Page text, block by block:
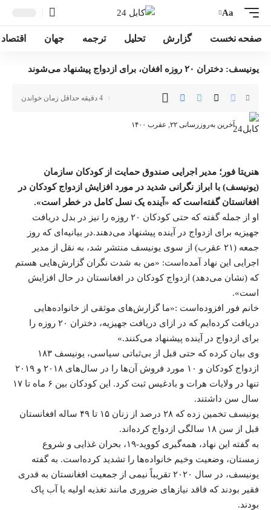
Aa
صفحه نخست گزارش تحلیل ترجمه جهان اقتصاد
یونیسف: دختران ۲۰ روزه افغان، برای ازدواج پیشنهاد می‌شوند
آخرین به‌روزرسانی ۲۲, عقرب ۱۴۰۰
4 دقیقه حداقل زمان خواندن
هنریتا فور؛ مدیر اجرایی صندوق حمایت از کودکان سازمان
(یونیسف) با ابراز نگرانی شدید در مورد افزایش ازدواج کودکان در
افغانستان گفته‌است که «آینده یک نسل کامل در خطر است».
او از جمله گفته که حتیکودکان
۲۰ روزه را نیز در بدل دریافت
جهیزیه برای ازدواج در آینده پیشنهاد می‌دهند.در بیانیه‌ای که روز
جمعه (۲۱ عقرب) از سوی یونیسف منتشر شد، به نقل از مدیر
اجرایی این نهاد آمده‌است: «من به شدت نگران گزارش‌هایی هستم
که (نشان می‌دهد) ازدواج کودکان در افغانستان در حال افزایش
است».
خانم فور افزوده‌است :«ما گزارش‌های موثقی از خانواده‌هایی
دریافت کرده‌ایم که در ازای دریافت جهیزیه، دختران ۲۰ روزه را
برای ازدواج در آینده پیشنهاد می‌کنند.»
وی بیان کرد‌ه که حتی قبل از بی‌ثباتی سیاسی، یونیسف ۱۸۳
ازدواج کودکان و ۱۰ مورد فروش آن‌ها را در سال‌های ۲۰۱۸ و ۲۰۱۹
تنها در ولایات هرات و بادغیس ثبت کرد. این کودکان بین ۶ ماه تا ۱۷
سال سن داشتند.
یونیسف تخمین زده‌ که ۲۸ درصد از زنان ۱۵ تا ۴۹ ساله
افغانستان
قبل از سن ۱۸ سالگی ازدواج کرده‌اند.
به گفته این نهاد، همه‌گیری کووید-۱۹، بحران غذایی و شروع
زمستان، وضعیت وخیم خانواده‌ها را تشدید کرده‌است. به گفته
یونیسف، در سال ۲۰۲۰ تقریباً نیمی از جمعیت افغانستان به قدری
فقیر بودند که فاقد نیازهای ضروری مانند تغذیه اولیه یا آب پاک
بودند.